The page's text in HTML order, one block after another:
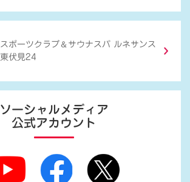
スポーツクラブ ＆ サウナスパ ルネサンス
東伏見24
ソーシャルメディア
公式アカウント